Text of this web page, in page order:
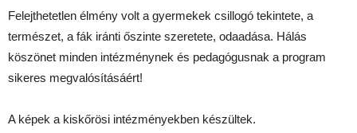
Felejthetetlen élmény volt a gyermekek csillogó tekintete, a
természet, a fák iránti őszinte szeretete, odaadása. Hálás
köszönet minden intézménynek és pedagógusnak a program
sikeres megvalósításáért!
A képek a kiskőrösi intézményekben készültek.